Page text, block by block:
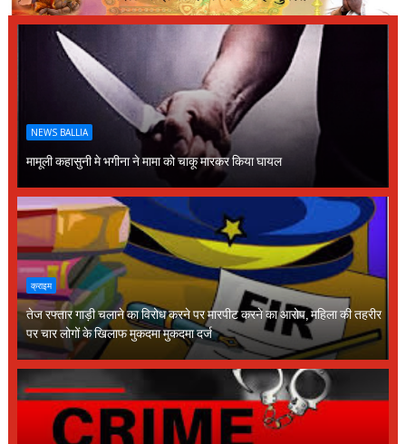
NEWS BALLIA
मामूली कहासुनी मे भगीना ने मामा को चाकू मारकर किया घायल
क्राइम
तेज रफ्तार गाड़ी चलाने का विरोध करने पर मारपीट करने का आरोप, महिला की तहरीर
पर चार लोगों के खिलाफ मुकदमा मुकदमा दर्ज